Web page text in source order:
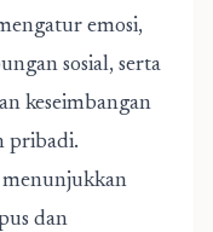
emosi,
sosial, serta
keseimbangan
pribadi.
menunjukkan
dan